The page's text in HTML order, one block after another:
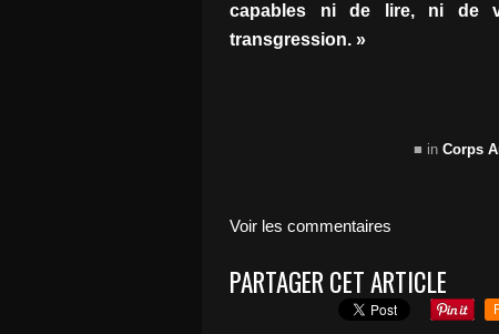
capables ni de lire, ni de
transgression. »
■ in Corps
Voir les commentaires
PARTAGER CET ARTICLE